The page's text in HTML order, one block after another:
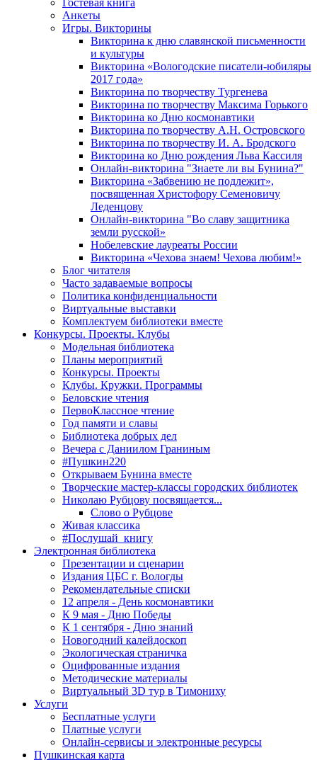
Анкеты
Игры. Викторины
Викторина к дню славянской письменности
и культуры
Викторина «Вологодские писатели-юбиляры
2017 года»
Викторина по творчеству Тургенева
Викторина по творчеству Максима Горького
Викторина ко Дню космонавтики
Викторина по творчеству А.Н. Островского
Викторина по творчеству И. А. Бродского
Викторина ко Дню рождения Льва Кассиля
Онлайн-викторина "Знаете ли вы Бунина?"
Викторина «Забвению не подлежит»,
посвященная Христофору Семеновичу
Леденцову
Онлайн-викторина "Во славу защитника
земли русской»
Нобелевские лауреаты России
Викторина «Чехова знаем! Чехова любим!»
Блог читателя
Часто задаваемые вопросы
Политика конфиденциальности
Виртуальные выставки
Комплектуем библиотеки вместе
Конкурсы. Проекты. Клубы
Модельная библиотека
Планы мероприятий
Конкурсы. Проекты
Клубы. Кружки. Программы
Беловские чтения
ПервоКлассное чтение
Год памяти и славы
Библиотека добрых дел
Вечера с Даниилом Граниным
#Пушкин220
Открываем Бунина вместе
Творческие мастер-классы городских библиотек
Николаю Рубцову посвящается...
Слово о Рубцове
Живая классика
#Послушай_книгу
Электронная библиотека
Презентации и сценарии
Издания ЦБС г. Вологды
Рекомендательные списки
12 апреля - День космонавтики
К 9 мая - Дню Победы
К 1 сентября - Дню знаний
Новогодний калейдоскоп
Экологическая страничка
Оцифрованные издания
Методические материалы
Виртуальный 3D тур в Тимониху
Услуги
Бесплатные услуги
Платные услуги
Онлайн-сервисы и электронные ресурсы
Пушкинская карта